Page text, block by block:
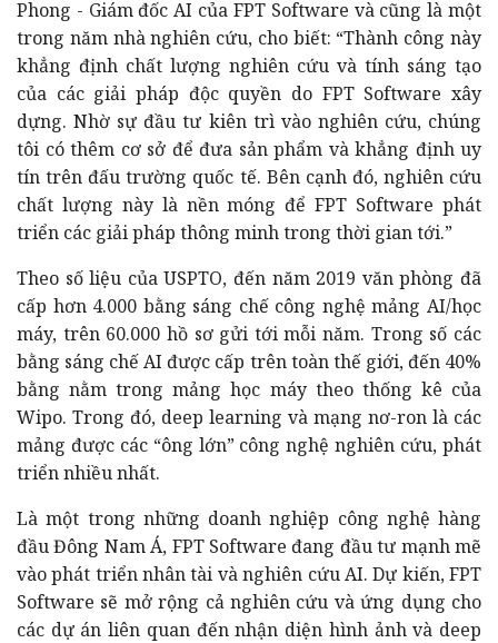
Phong - Giám đốc AI của FPT Software và cũng là một
trong năm nhà nghiên cứu, cho biết: “Thành công này
khẳng định chất lượng nghiên cứu và tính sáng tạo
của các giải pháp độc quyền do FPT Software xây
dựng. Nhờ sự đầu tư kiên trì vào nghiên cứu, chúng
tôi có thêm cơ sở để đưa sản phẩm và khẳng định uy
tín trên đấu trường quốc tế. Bên cạnh đó, nghiên cứu
chất lượng này là nền móng để FPT Software phát
triển các giải pháp thông minh trong thời gian tới.”
Theo số liệu của USPTO, đến năm 2019 văn phòng đã
cấp hơn 4.000 bằng sáng chế công nghệ mảng AI/học
máy, trên 60.000 hồ sơ gửi tới mỗi năm. Trong số các
bằng sáng chế AI được cấp trên toàn thế giới, đến 40%
bằng nằm trong mảng học máy theo thống kê của
Wipo. Trong đó, deep learning và mạng nơ-ron là các
mảng được các “ông lớn” công nghệ nghiên cứu, phát
triển nhiều nhất.
Là một trong những doanh nghiệp công nghệ hàng
đầu Đông Nam Á, FPT Software đang đầu tư mạnh mẽ
vào phát triển nhân tài và nghiên cứu AI. Dự kiến, FPT
Software sẽ mở rộng cả nghiên cứu và ứng dụng cho
các dự án liên quan đến nhận diện hình ảnh và deep